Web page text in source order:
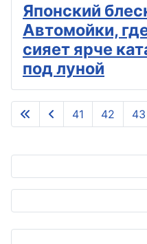
Японский
Автомойки,
сияет ярче
под луной
41 42 43